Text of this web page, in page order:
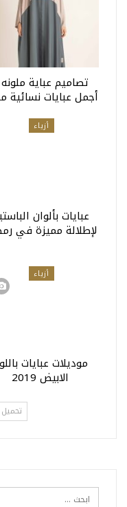
تصاميم عباية
أجمل عبايات نسائية
أزياء
عبايات بألوان
لإطلالة مميزة في
أزياء
موديلات عبايات
الابيض 2019